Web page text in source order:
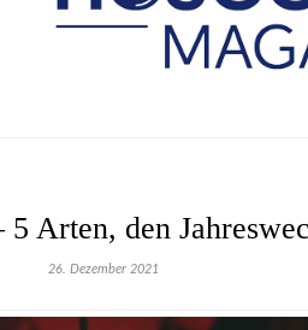
5 Arten, den
26. Dezember 2021